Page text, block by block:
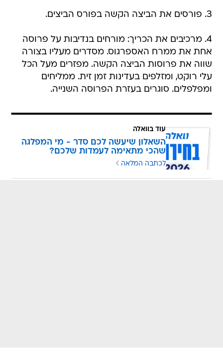
3. פורסים את הביצה הקשה בפורס הביצים.
4. מרכיבים את הכריך: מורחים בנדיבות על פרוסה
אחת את ממרח האספרגוס. מסדרים מעליו בצורה
שווה את פרוסות הביצה הקשה. מפזרים מעל הכל
עלי רוקט, ומזלפים בעדינות זמן זית. ממליחים
ומפלפלים. סוגרים בעזרת הפרוסה השנייה.
עוד בוואלה
השאלון שיעשה לכם סדר - מי המפלגה
שהכי מתאימה לעמדות שלכם?
לכתבה המלאה